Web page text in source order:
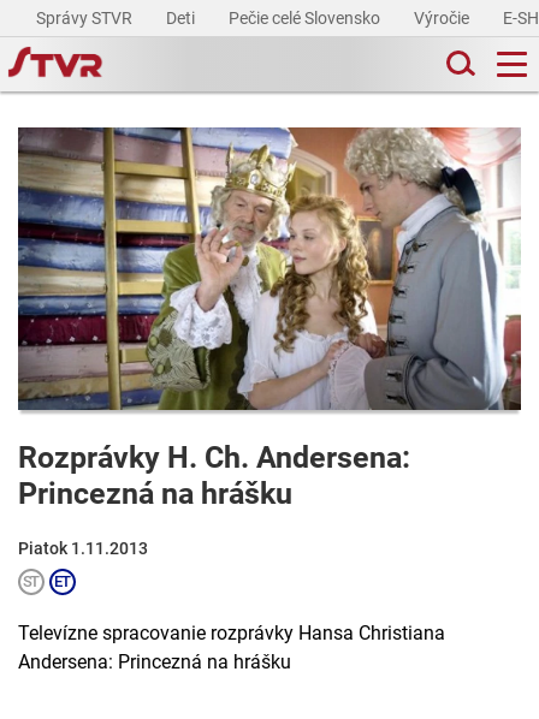
Správy STVR Deti Pečie celé Slovensko Výročie E-
Rozprávky H. Ch. Andersena:
Princezná na hrášku
Piatok 1.11.2013
Televízne spracovanie rozprávky Hansa Christiana
Andersena: Princezná na hrášku